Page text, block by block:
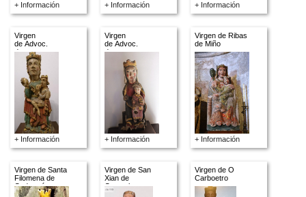
+ Información + Información + Información
Virgen
de Advoc.
descon.
+ Información
Virgen
de Advoc.
descon.
+ Información
Virgen de Ribas
de Miño
+ Información
Virgen de Santa
Filomena de
Cadramón
Virgen de San
Xian de
Campelo
Virgen de O
Carboetro